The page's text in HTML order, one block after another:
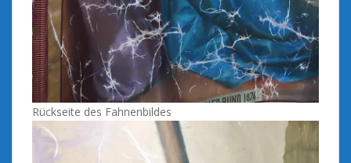
Rückseite des Fahnenbildes